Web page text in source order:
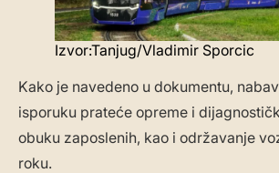
Izvor:Tanjug/Vladimir Sporcic
Kako je navedeno u dokumentu,
isporuku prateće opreme i
obuku zaposlenih, kao i održavanje
roku.